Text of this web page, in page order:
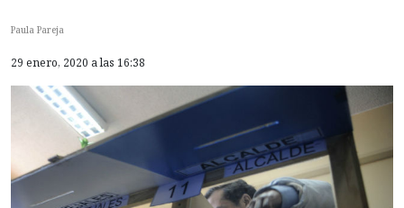
Paula Pareja
29 enero, 2020 a las 16:38